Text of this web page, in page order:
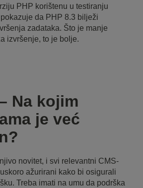
PHP korištenu u testiranju
da PHP 8.3 bilježi
zadataka. Što je manje
izvršenje, to je bolje.
Na kojim
je već
novitet, i svi relevantni CMS-
ažurirani kako bi osigurali
Treba imati na umu da podrška